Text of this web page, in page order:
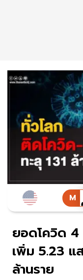
ยอดโควิด 4
เพิ่ม 5.23 แ
ล้านราย